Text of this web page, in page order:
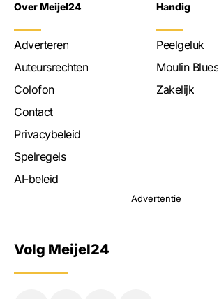
Over Meijel24
Adverteren
Auteursrechten
Colofon
Contact
Privacybeleid
Spelregels
AI-beleid
Handig
Peelgeluk
Moulin Blues
Zakelijk
Advertentie
Volg Meijel24